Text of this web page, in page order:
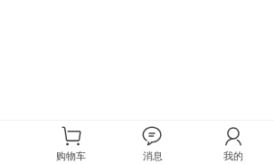
购物车 消息 我的